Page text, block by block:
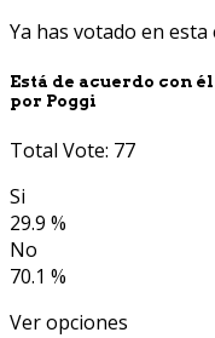
Ya has votado en esta
Está de acuerdo con
por Poggi
Total Vote: 77
Si
29.9 %
No
70.1 %
Ver opciones